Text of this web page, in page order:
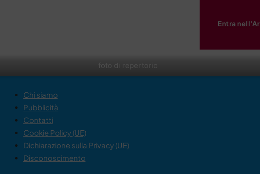
foto di repertorio
Entra
Chi siamo
Pubblicità
Contatti
Cookie Policy (UE)
Dichiarazione sulla Privacy (UE)
Disconoscimento